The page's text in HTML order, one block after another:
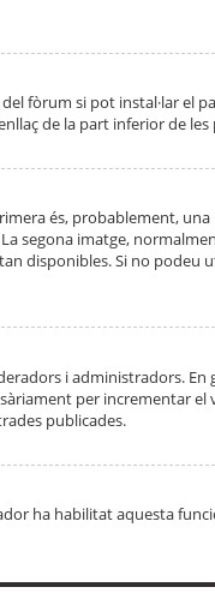
fòrum si pot instal·lar el
de la part inferior de
és, probablement, una
segona imatge,
disponibles. Si no podeu
i administradors. En
per incrementar el
publicades.
ha habilitat aquesta